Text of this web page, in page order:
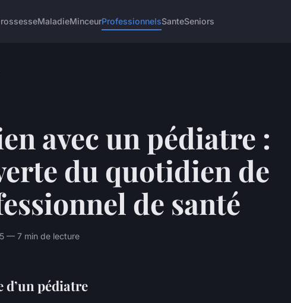
MaladieMinceurProfessionnelsSanteSeniors
avec un pédiatre :
du quotidien de
de santé
— 7 min de lecture
d’un pédiatre